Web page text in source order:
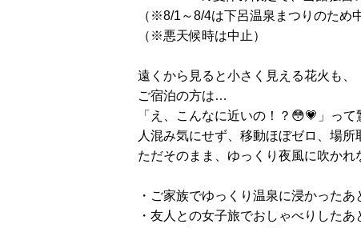
（※8/1～8/4は下呂温泉まつりのため
（※悪天候時は中止）
遠くから見ると小さく見える花火も、
ご宿泊の方は…
「え、こんなに近いの！？😳💗」っ
人混み気にせず、移動ほぼゼロ、場所
ただそのまま、ゆっくり夜風に吹か
・ご家族でゆっくり温泉に浸かったあ
・友人との女子旅でおしゃべりしたあ